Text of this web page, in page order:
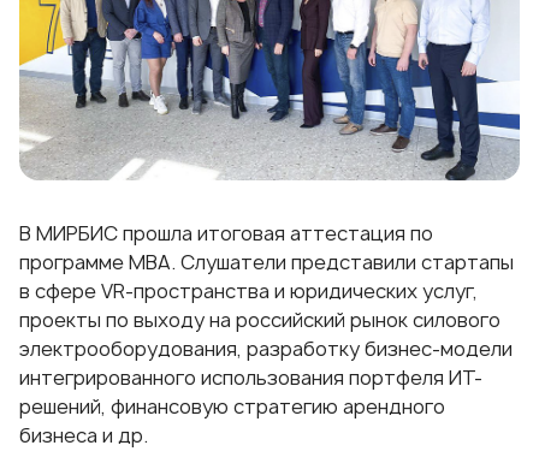
В МИРБИС прошла итоговая аттестация по
программе МВА. Слушатели представили стартапы
в сфере VR-пространства и юридических услуг,
проекты по выходу на российский рынок силового
электрооборудования, разработку бизнес-модели
интегрированного использования портфеля ИТ-
решений, финансовую стратегию арендного
бизнеса и др.